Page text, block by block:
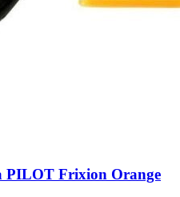
PILOT Frixion Orange